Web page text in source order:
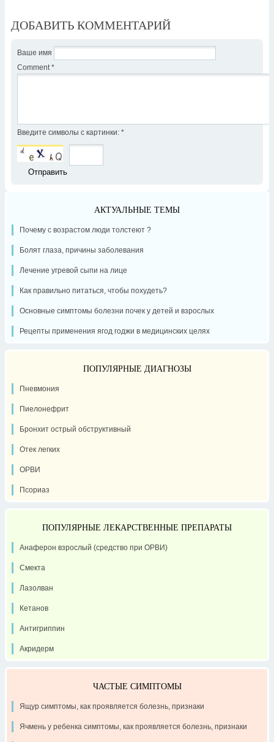
ДОБАВИТЬ КОММЕНТАРИЙ
Ваше имя
Comment *
Введите символы с картинки: *
АКТУАЛЬНЫЕ ТЕМЫ
Почему с возрастом люди толстеют ?
Болят глаза, причины заболевания
Лечение угревой сыпи на лице
Как правильно питаться, чтобы похудеть?
Основные симптомы болезни почек у детей и взрослых
Рецепты применения ягод годжи в медицинских целях
ПОПУЛЯРНЫЕ ДИАГНОЗЫ
Пневмония
Пиелонефрит
Бронхит острый обструктивный
Отек легких
ОРВИ
Псориаз
ПОПУЛЯРНЫЕ ЛЕКАРСТВЕННЫЕ ПРЕПАРАТЫ
Анаферон взрослый (средство при ОРВИ)
Смекта
Лазолван
Кетанов
Антигриппин
Акридерм
ЧАСТЫЕ СИМПТОМЫ
Ящур симптомы, как проявляется болезнь, признаки
Ячмень у ребенка симптомы, как проявляется болезнь, признаки